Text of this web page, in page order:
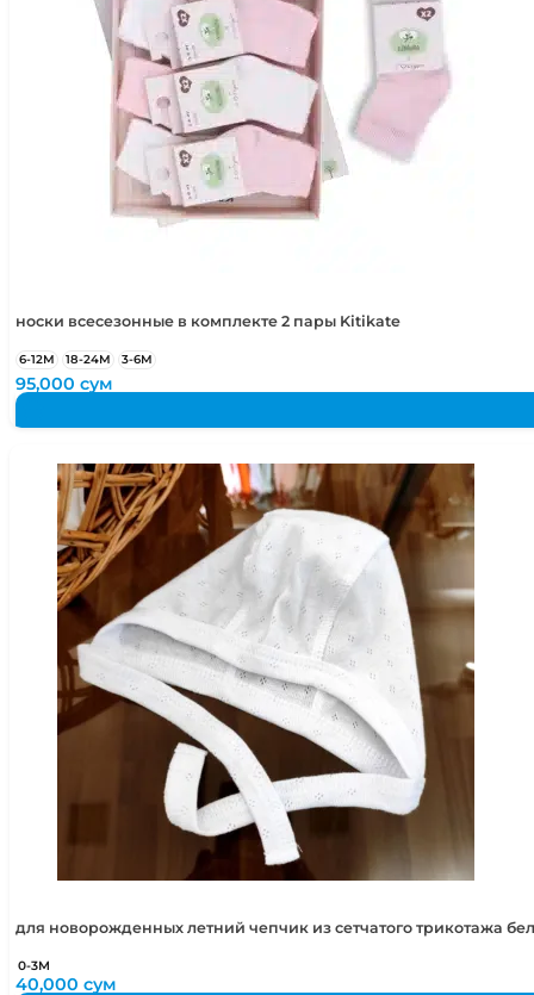
носки всесезонные в комплекте 2 пары Kitikate
6-12М 18-24М 3-6М
95,000сум
для новорожденных летний чепчик из сетчатого трикотажа
0-3М
40,000сум